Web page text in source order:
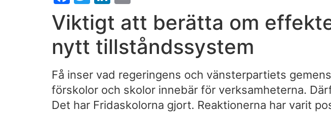
Viktigt att berätta om
nytt tillståndssystem
Få inser vad regeringens och vänsterpartiets
förskolor och skolor innebär för verksamheterna.
Det har Fridaskolorna gjort. Reaktionerna har varit